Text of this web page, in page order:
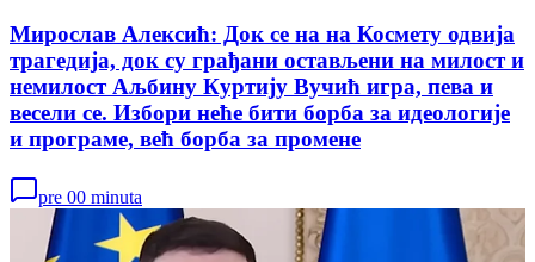
Мирослав Алексић: Док се на на Космету одвија
трагедија, док су грађани остављени на милост и
немилост Аљбину Куртију Вучић игра, пева и
весели се. Избори неће бити борба за идеологије
и програме, већ борба за промене
pre 00 minuta